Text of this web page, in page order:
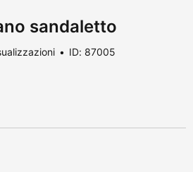
sandaletto
ID: 87005